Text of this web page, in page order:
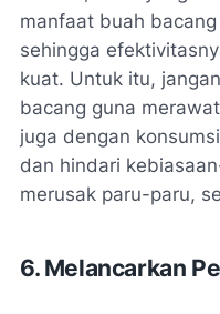
manfaat buah
sehingga
kuat. Untuk itu,
bacang guna
juga dengan
dan hindari
merusak paru-paru,
6. Melancarkan